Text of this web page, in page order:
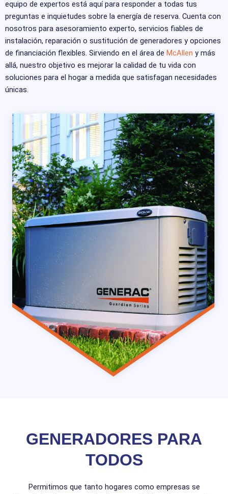
equipo de expertos está aquí para responder a todas tus
preguntas e inquietudes sobre la energía de reserva. Cuenta con
nosotros para asesoramiento experto, servicios fiables de
instalación, reparación o sustitución de generadores y opciones
de financiación flexibles. Sirviendo en el área de McAllen y más
allá, nuestro objetivo es mejorar la calidad de tu vida con
soluciones para el hogar a medida que satisfagan necesidades
únicas.
GENERADORES PARA
TODOS
Permitimos que tanto hogares como empresas se